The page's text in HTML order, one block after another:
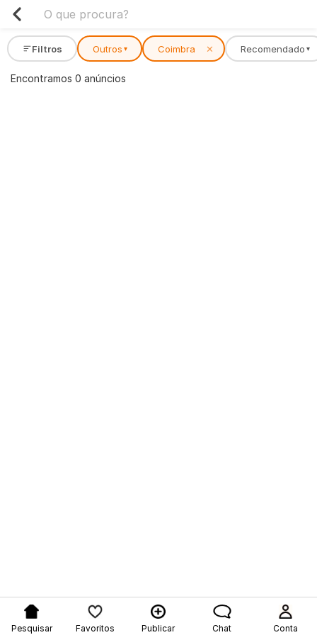
Filtros Outros ▾ Coimbra ✕ Recomendado ▾
Encontramos 0 anúncios
Pesquisar Favoritos Publicar Chat Conta